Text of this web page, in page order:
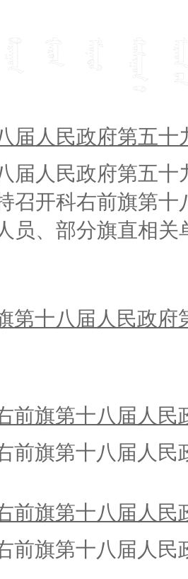
届人民政府第五十
届人民政府第五
召开科右前旗第
员、部分旗直相
第十八届人民政
前旗第十八届人
前旗第十八届人
前旗第十八届人
前旗第十八届人